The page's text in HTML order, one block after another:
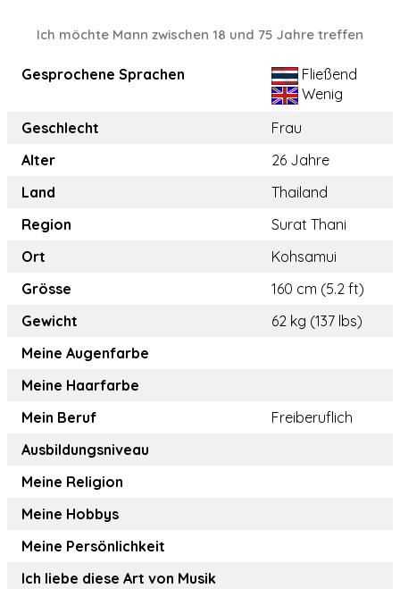
Ich möchte Mann zwischen 18 und 75 Jahre treffen
Gesprochene Sprachen
Fließend
Wenig
Geschlecht
Frau
Alter
26 Jahre
Land
Thailand
Region
Surat Thani
Ort
Kohsamui
Grösse
160 cm (5.2 ft)
Gewicht
62 kg (137 lbs)
Meine Augenfarbe
Meine Haarfarbe
Mein Beruf
Freiberuflich
Ausbildungsniveau
Meine Religion
Meine Hobbys
Meine Persönlichkeit
Ich liebe diese Art von Musik